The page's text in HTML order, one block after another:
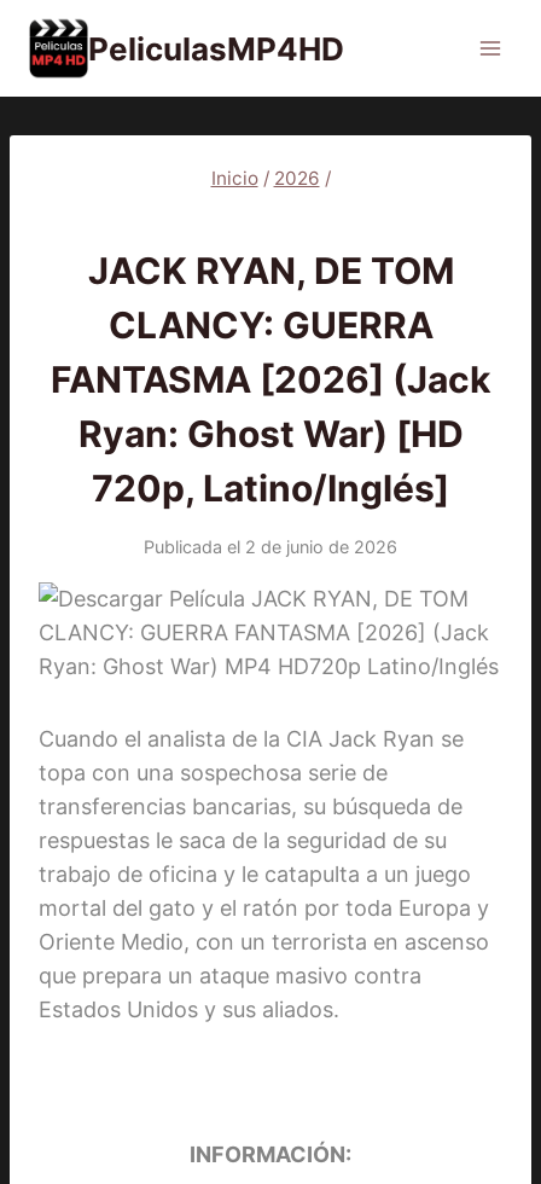
Saltar
contenido
PeliculasMP4HD
Inicio / 2026 /
JACK RYAN, DE TOM
CLANCY: GUERRA
FANTASMA [2026] (Jack
Ryan: Ghost War) [HD
720p, Latino/Inglés]
Publicada el 2 de junio de 2026
Cuando el analista de la CIA Jack Ryan se
topa con una sospechosa serie de
transferencias bancarias, su búsqueda de
respuestas le saca de la seguridad de su
trabajo de oficina y le catapulta a un juego
mortal del gato y el ratón por toda Europa y
Oriente Medio, con un terrorista en ascenso
que prepara un ataque masivo contra
Estados Unidos y sus aliados.
INFORMACIÓN: